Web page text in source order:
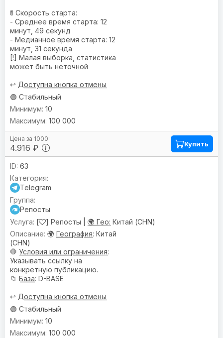
🚦 Скорость старта:
- Среднее время старта: 12
минут, 49 секунд
- Медианное время старта: 12
минут, 31 секунда
[!] Малая выборка, статистика
может быть неточной
↩️ Доступна кнопка отмены
🟢 Стабильный
4.916 ₽
10
100 000
Купить
63
Telegram
Репосты
[
] Репосты | 🌍 Гео: Китай (CHN)
🌍 География: Китай
(CHN)
🛑 Условия или ограничения:
Указывать ссылку на
конкретную публикацию.
📁 База: D-BASE
↩️ Доступна кнопка отмены
🟢 Стабильный
10
100 000